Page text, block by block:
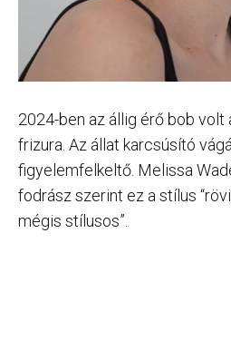
2024-ben az állig érő bob
frizura. Az állat karcsúsító
figyelemfelkeltő. Melissa
fodrász szerint ez a stílus
mégis stílusos”.